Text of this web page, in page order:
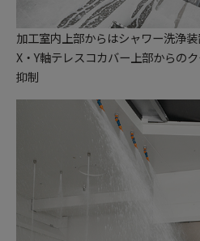
加工室内上部からはシャワー洗浄
X・Y軸テレスコカバー上部からの
抑制